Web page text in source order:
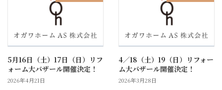
5月16日（土）17日（日）リフ
ォーム大バザール開催決定！
2026年4月21日
4／18（土）19（日）リフォー
ム大バザール開催決定！
2026年3月28日